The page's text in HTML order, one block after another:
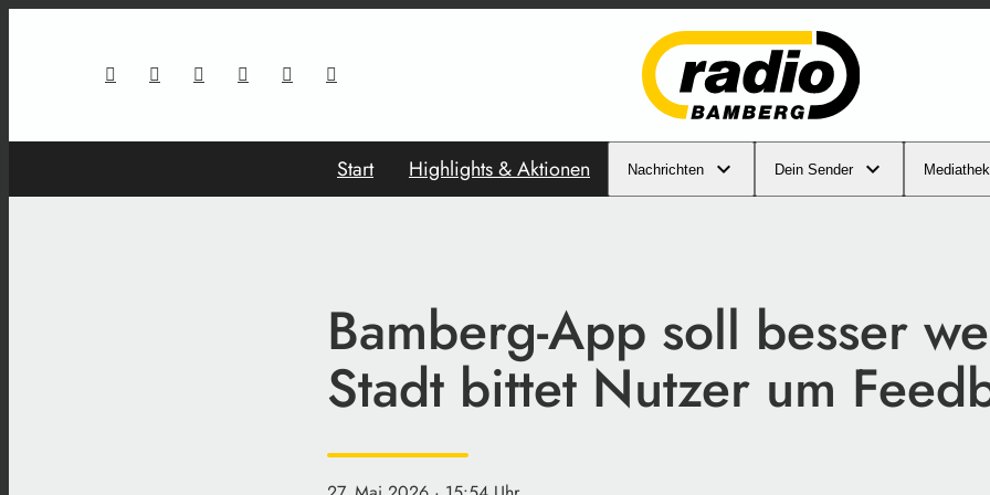
Start Highlights & Aktionen Nachrichten Dein Sender Mediathek
Bamberg-App soll besser
Stadt bittet Nutzer um